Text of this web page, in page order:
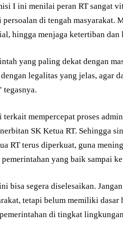
I ini menilai peran RT sangat
persoalan di tengah masyarakat.
hingga menjaga ketertiban
yang paling dekat dengan
legalitas yang jelas, agar
tegasnya.
terkait mempercepat proses
SK Ketua RT. Sehingga
RT terus diperkuat, guna
yang baik sampai
bisa segera diselesaikan.
tetapi belum memiliki dasar
di tingkat